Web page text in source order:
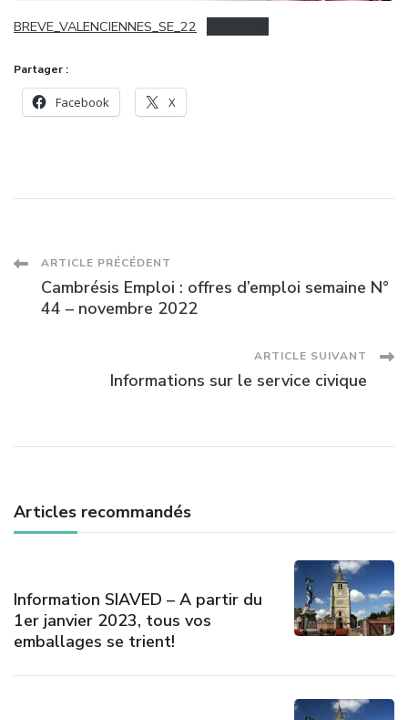
BREVE_VALENCIENNES_SE_22
Partager :
Facebook X
Navigation
des
articles
ARTICLE PRÉCÉDENT
Cambrésis Emploi : offres d’emploi semaine N°
44 – novembre 2022
ARTICLE SUIVANT
Informations sur le service civique
Articles recommandés
Information SIAVED – A partir du
1er janvier 2023, tous vos
emballages se trient!